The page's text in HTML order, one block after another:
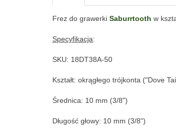
Frez do grawerki Saburrtooth w
Specyfikacja:
SKU: 18DT38A-50
Kształt: okrągłego trójkonta ("Dove
Średnica: 10 mm (3/8")
Długość głowy: 10 mm (3/8")